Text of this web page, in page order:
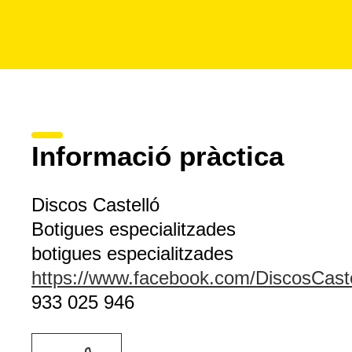
Informació pràctica
Discos Castelló
Botigues especialitzades
botigues especialitzades
https://www.facebook.com/
933 025 946